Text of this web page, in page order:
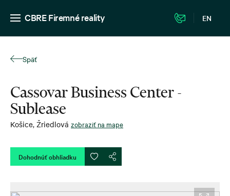
CBRE Firemné reality EN
Späť
Cassovar Business Center -
Sublease
Košice, Žriedlová zobraziť na mape
Dohodnúť obhliadku